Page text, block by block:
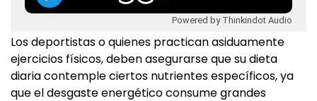
Powered by Thinkindot Audio
Los deportistas o quienes practican asiduamente
ejercicios físicos, deben asegurarse que su dieta
diaria contemple ciertos nutrientes específicos, ya
que el desgaste energético consume grandes